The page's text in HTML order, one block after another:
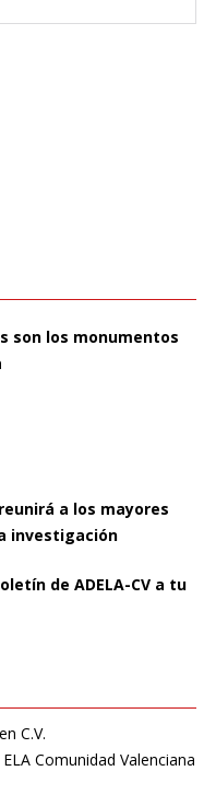
son los monumentos
a los mayores
investigación
de ADELA-CV a tu
C.V.
Comunidad Valenciana